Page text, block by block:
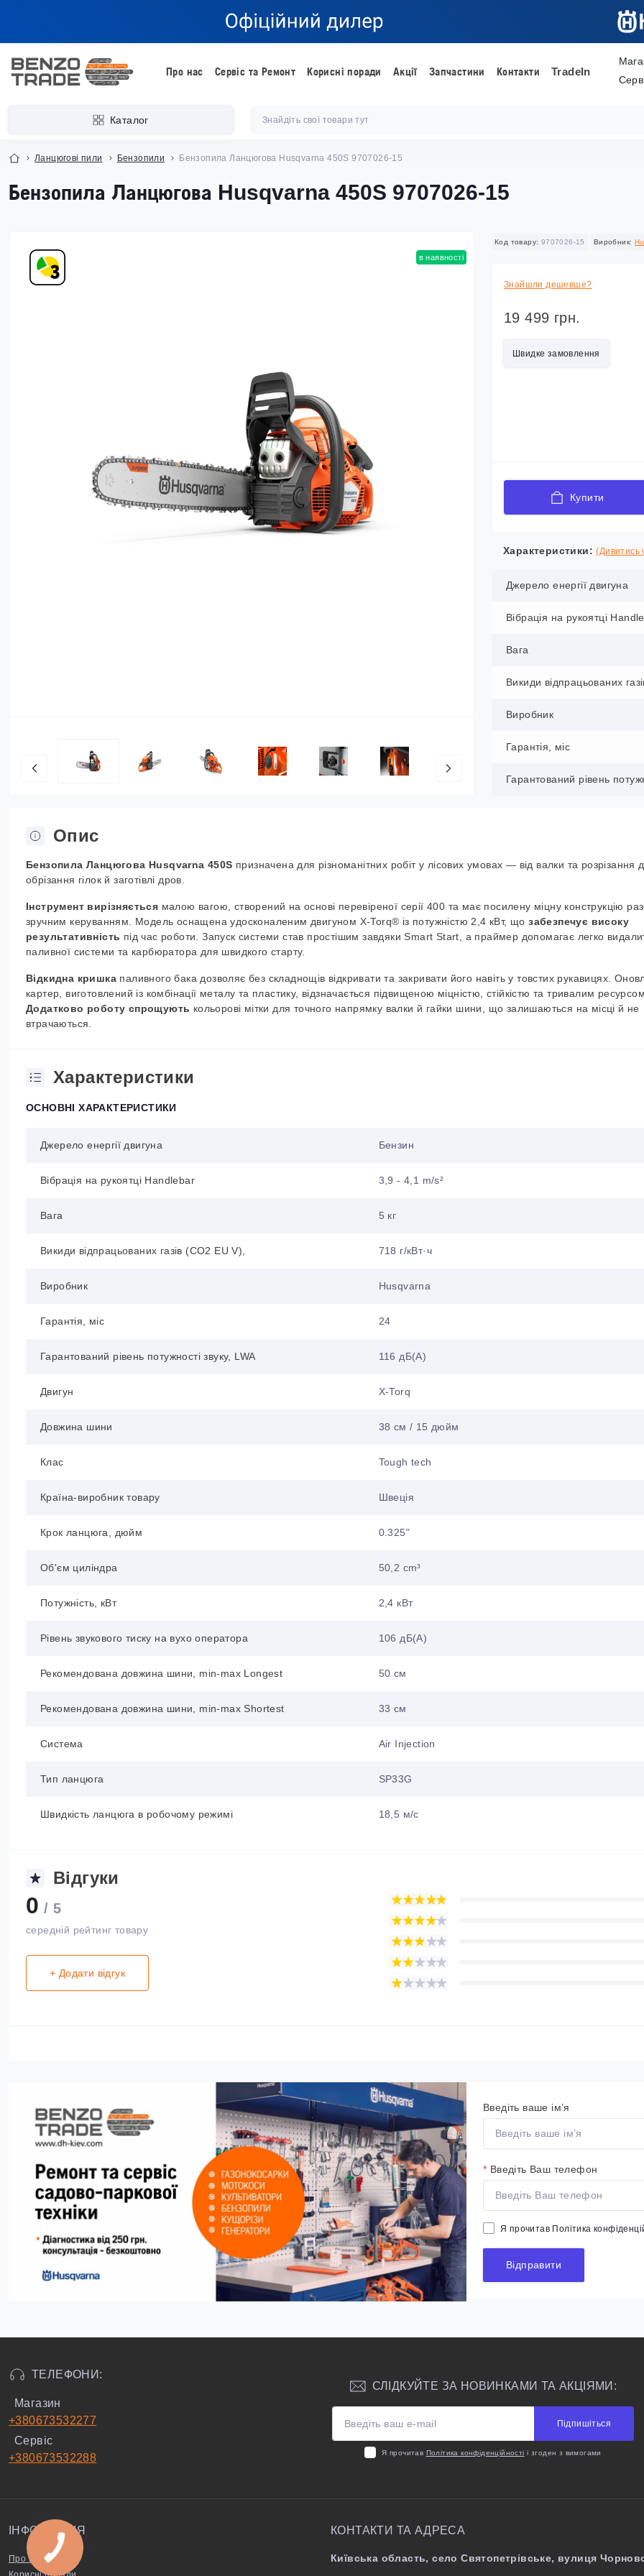
Про нас Сервіс та Ремонт Корисні поради Акції Запчастини Контакти TradeIn
Каталог
Ланцюгові пили Бензопили Бензопила Ланцюгова Husqvarna 450S 9707026-15
Бензопила Ланцюгова Husqvarna 450S 9707026-15
в наявності
Код товару: 9707026-15 Виробник:
Знайшли дешевше?
19 499 грн.
Швидке замовлення
Купити
Характеристики: (Дивитись
Джерело енергії двигуна
Вібрація на рукоятці
Вага
Викиди відпрацьованих
Виробник
Гарантія, міс
Гарантований рівень
Опис
Бензопила Ланцюгова Husqvarna 450S призначена для різноманітних робіт у лісових умовах — від валки та розрізання
обрізання гілок й заготівлі дров.
Інструмент вирізняється малою вагою, створений на основі перевіреної серії 400 та має посилену міцну конструкцію
зручним керуванням. Модель оснащена удосконаленим двигуном X-Torq® із потужністю 2,4 кВт, щозабезпечує високу
результативність під час роботи.
Запуск системи став простішим завдяки Smart Start, а праймер допомагає легко
паливної системи та карбюратора для швидкого старту.
Відкидна кришка паливного бака дозволяє без складнощів відкривати та закривати його навіть у товстих рукавицях.
картер, виготовлений із комбінації металу та пластику, відзначається підвищеною міцністю, стійкістю та тривалим
Додатково роботу спрощують кольорові мітки для точного напрямку валки й гайки шини, що залишаються на місці й не
втрачаються.
Характеристики
ОСНОВНІ ХАРАКТЕРИСТИКИ
Джерело енергії двигуна Бензин
Вібрація на рукоятці Handlebar 3,9 - 4,1 m/s²
Вага 5 кг
Викиди відпрацьованих газів (CO2 EU V), 718 г/кВт·ч
Виробник Husqvarna
Гарантія, міс 24
Гарантований рівень потужності звуку, LWA 116 дБ(А)
Двигун X-Torq
Довжина шини 38 см / 15 дюйм
Клас Tough tech
Країна-виробник товару Швеція
Крок ланцюга, дюйм 0.325"
Об'єм циліндра 50,2 cm³
Потужність, кВт 2,4 кВт
Рівень звукового тиску на вухо оператора 106 дБ(А)
Рекомендована довжина шини, min-max Longest 50 см
Рекомендована довжина шини, min-max Shortest 33 см
Система Air Injection
Тип ланцюга SP33G
Швидкість ланцюга в робочому режимі 18,5 м/с
Відгуки
0 / 5
середній рейтинг товару
+ Додати відгук
Введіть ваше ім’я
* Введіть Ваш телефон
Я прочитав Політика
Відправити
ТЕЛЕФОНИ:
Магазин
+380673532277
Сервіс
+380673532288
СЛІДКУЙТЕ ЗА НОВИНКАМИ ТА АКЦІЯМИ:
Підпишіться
Я прочитав Політика конфіденційності і згоден з вимогами
ІНФОРМАЦІЯ
Про нас
КОНТАКТИ ТА АДРЕСА
Київська область, село Святопетрівське, вулиця